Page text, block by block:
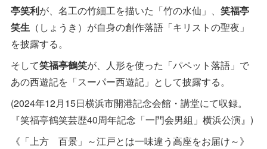
亭笑利が、名工の竹細工を描いた「竹の水仙」、笑福亭
笑生 （しょうき）が自身の創作落語「キリストの聖夜」
を披露する。
そして笑福亭鶴笑が、人形を使った「パペット落語」で
あの西遊記を「スーパー西遊記」として披露する。
(2024年12月15日横浜市開港記念会館・講堂にて収録。
『笑福亭鶴笑芸歴40周年記念「一門会男組」横浜公演』)
《「上方 百景」～江戸とは一味違う高座をお届け～》